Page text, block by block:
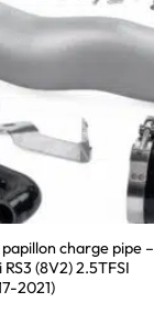
charge pipe –
RS3 (8V2) 2.5TFSI
2021)